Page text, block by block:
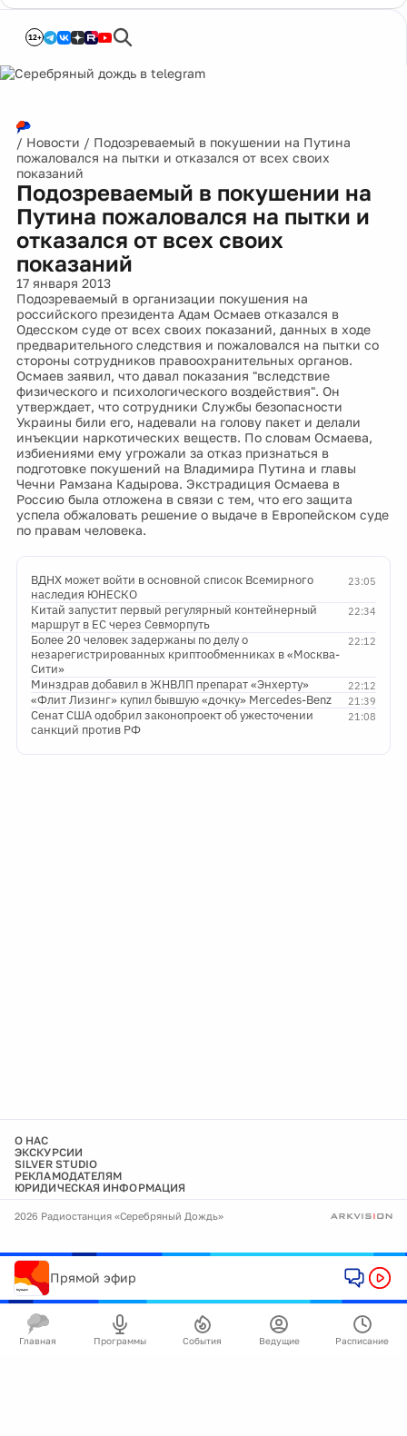
12+
/ Новости / Подозреваемый в покушении на Путина
пожаловался на пытки и отказался от всех своих
показаний
Подозреваемый в покушении на
Путина пожаловался на пытки и
отказался от всех своих
показаний
17 января 2013
Подозреваемый в организации покушения на
российского президента Адам Осмаев отказался в
Одесском суде от всех своих показаний, данных в ходе
предварительного следствия и пожаловался на пытки со
стороны сотрудников правоохранительных органов.
Осмаев заявил, что давал показания "вследствие
физического и психологического воздействия". Он
утверждает, что сотрудники Службы безопасности
Украины били его, надевали на голову пакет и делали
инъекции наркотических веществ. По словам Осмаева,
избиениями ему угрожали за отказ признаться в
подготовке покушений на Владимира Путина и главы
Чечни Рамзана Кадырова. Экстрадиция Осмаева в
Россию была отложена в связи с тем, что его защита
успела обжаловать решение о выдаче в Европейском суде
по правам человека.
23:05
ВДНХ может войти в основной список Всемирного
наследия ЮНЕСКО
22:34
Китай запустит первый регулярный контейнерный
маршрут в ЕС через Севморпуть
22:12
Более 20 человек задержаны по делу о
незарегистрированных криптообменниках в «Москва-
Сити»
22:12
Минздрав добавил в ЖНВЛП препарат «Энхерту»
21:39
«Флит Лизинг» купил бывшую «дочку» Mercedes-Benz
21:08
Сенат США одобрил законопроект об ужесточении
санкций против РФ
О НАС
ЭКСКУРСИИ
SILVER STUDIO
РЕКЛАМОДАТЕЛЯМ
ЮРИДИЧЕСКАЯ ИНФОРМАЦИЯ
2026 Радиостанция «Серебряный Дождь»
Прямой эфир
Главная Программы События Ведущие Расписание